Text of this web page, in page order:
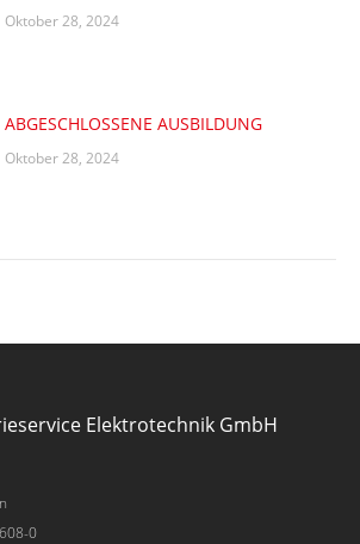
Oktober 28, 2024
ABGESCHLOSSENE AUSBILDUNG
Oktober 28, 2024
Elektrotechnik GmbH
0